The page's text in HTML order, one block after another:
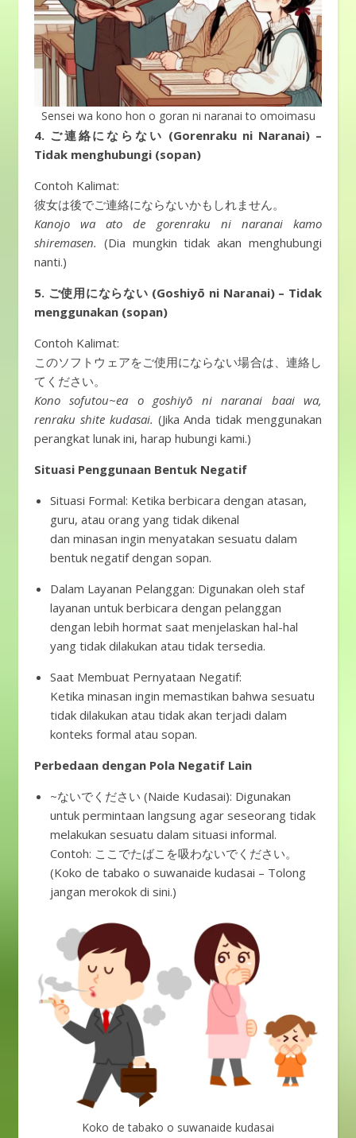
Sensei wa kono hon o goran ni naranai to omoimasu
4. ご連絡にならない (Gorenraku ni Naranai) –
Tidak menghubungi (sopan)
Contoh Kalimat:
彼女は後でご連絡にならないかもしれません。
Kanojo wa ato de gorenraku ni naranai kamo
shiremasen. (Dia mungkin tidak akan menghubungi
nanti.)
5. ご使用にならない (Goshiyō ni Naranai) – Tidak
menggunakan (sopan)
Contoh Kalimat:
このソフトウェアをご使用にならない場合は、連絡し
てください。
Kono sofutou~ea o goshiyō ni naranai baai wa,
renraku shite kudasai. (Jika Anda tidak menggunakan
perangkat lunak ini, harap hubungi kami.)
Situasi Penggunaan Bentuk Negatif
Situasi Formal: Ketika berbicara dengan atasan,
guru, atau orang yang tidak dikenal
dan minasan ingin menyatakan sesuatu dalam
bentuk negatif dengan sopan.
Dalam Layanan Pelanggan: Digunakan oleh staf
layanan untuk berbicara dengan pelanggan
dengan lebih hormat saat menjelaskan hal-hal
yang tidak dilakukan atau tidak tersedia.
Saat Membuat Pernyataan Negatif:
Ketika minasan ingin memastikan bahwa sesuatu
tidak dilakukan atau tidak akan terjadi dalam
konteks formal atau sopan.
Perbedaan dengan Pola Negatif Lain
~ないでください (Naide Kudasai): Digunakan
untuk permintaan langsung agar seseorang tidak
melakukan sesuatu dalam situasi informal.
Contoh: ここでたばこを吸わないでください。
(Koko de tabako o suwanaide kudasai – Tolong
jangan merokok di sini.)
Koko de tabako o suwanaide kudasai